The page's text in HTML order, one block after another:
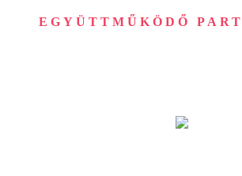
EGYÜTTMŰKÖDŐ